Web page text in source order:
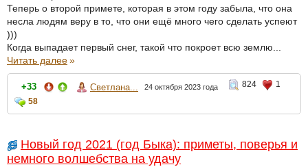
Теперь о второй примете, которая в этом году забыла, что она
несла людям веру в то, что они ещё много чего сделать успеют
)))
Когда выпадает первый снег, такой что покроет всю землю...
Читать далее»
+33 Светлана... 24 октября 2023 года 824
1
58
Новый год 2021 (год Быка): приметы, поверья и
немного волшебства на удачу